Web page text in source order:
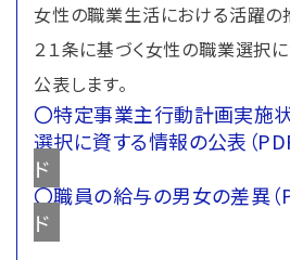
女性の職業生活における活躍の
２１条に基づく女性の職業選択
公表します。
〇特定事業主行動計画実施
選択に資する情報の公表（
ド
〇職員の給与の男女の差異（
ド